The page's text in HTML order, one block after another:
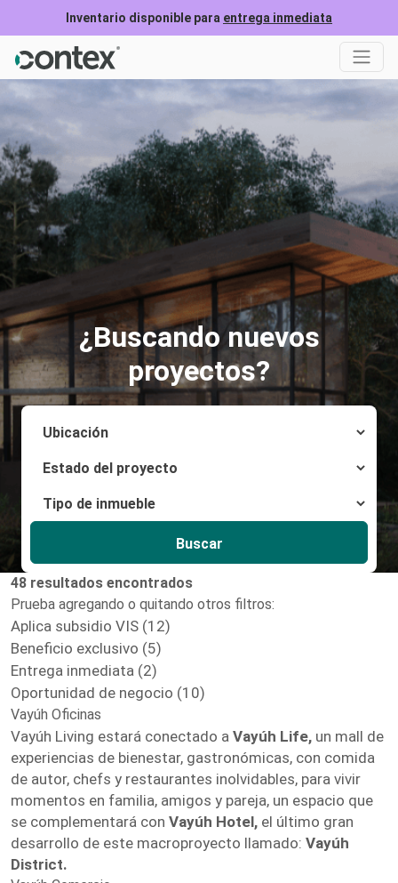
Inventario disponible para entrega inmediata
¿Buscando nuevos
proyectos?
Buscar
48 resultados encontrados
Prueba agregando o quitando otros filtros:
Aplica subsidio VIS (12)
Beneficio exclusivo (5)
Entrega inmediata (2)
Oportunidad de negocio (10)
Vayúh Oficinas
Vayúh Living estará conectado a Vayúh Life, un mall de
experiencias de bienestar, gastronómicas, con comida
de autor, chefs y restaurantes inolvidables, para vivir
momentos en familia, amigos y pareja, un espacio que
se complementará con Vayúh Hotel, el último gran
desarrollo de este macroproyecto llamado: Vayúh
District.